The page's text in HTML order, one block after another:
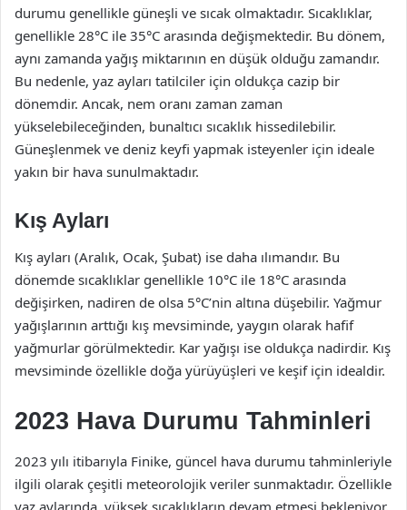
durumu genellikle güneşli ve sıcak olmaktadır. Sıcaklıklar,
genellikle 28°C ile 35°C arasında değişmektedir. Bu dönem,
aynı zamanda yağış miktarının en düşük olduğu zamandır.
Bu nedenle, yaz ayları tatilciler için oldukça cazip bir
dönemdir. Ancak, nem oranı zaman zaman
yükselebileceğinden, bunaltıcı sıcaklık hissedilebilir.
Güneşlenmek ve deniz keyfi yapmak isteyenler için ideale
yakın bir hava sunulmaktadır.
Kış Ayları
Kış ayları (Aralık, Ocak, Şubat) ise daha ılımandır. Bu
dönemde sıcaklıklar genellikle 10°C ile 18°C arasında
değişirken, nadiren de olsa 5°C’nin altına düşebilir. Yağmur
yağışlarının arttığı kış mevsiminde, yaygın olarak hafif
yağmurlar görülmektedir. Kar yağışı ise oldukça nadirdir. Kış
mevsiminde özellikle doğa yürüyüşleri ve keşif için idealdir.
2023 Hava Durumu Tahminleri
2023 yılı itibarıyla Finike, güncel hava durumu tahminleriyle
ilgili olarak çeşitli meteorolojik veriler sunmaktadır. Özellikle
yaz aylarında, yüksek sıcaklıkların devam etmesi bekleniyor.